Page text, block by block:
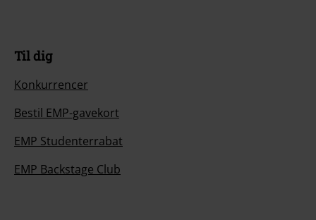
Til dig
Konkurrencer
Bestil EMP-gavekort
EMP Studenterrabat
EMP Backstage Club